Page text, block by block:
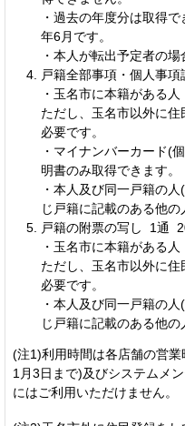
・過去の年度分は取得
年6月です。
・本人が転出予定者の場
戸籍全部事項・個人事
・玉名市に本籍がある人
ただし、玉名市以外に
必要です。
・マイナンバーカード(
明書のみ取得できます。
・本人及び同一戸籍の
じ戸籍に記載のある他
戸籍の附票の写し 1通
・玉名市に本籍がある人
ただし、玉名市以外に
必要です。
・本人及び同一戸籍の
じ戸籍に記載のある他
(注1)利用時間は各店舗の営
1月3日まで)及びシステムメ
にはご利用いただけません。